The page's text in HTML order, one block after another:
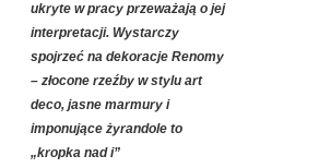
ukryte w pracy przeważają o jej
interpretacji. Wystarczy
spojrzeć na dekoracje Renomy
– złocone rzeźby w stylu art
deco, jasne marmury i
imponujące żyrandole to
„kropka nad i”